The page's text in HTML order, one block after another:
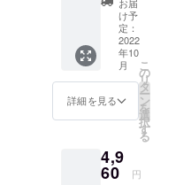
てまいりま
Nロゴ入
シェー
カー
け予
定：
2022
年10
月
詳細を見る
こ
の
リ
タ
ー
ン
を
選
択
す
る
4,9
60 円